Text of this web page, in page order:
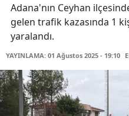
Adana'nın Ceyhan
gelen trafik kazasında 1
yaralandı.
YAYINLAMA: 01 Ağustos 2025 - 19:10